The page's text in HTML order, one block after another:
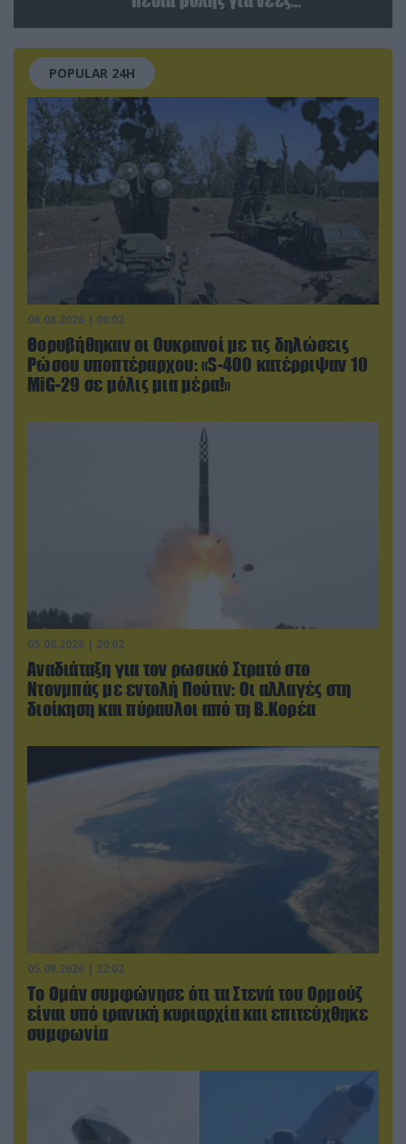
POPULAR 24H
06.08.2026 | 00:02
Θορυβήθηκαν οι Ουκρανοί με τις δηλώσεις
Ρώσου υποπτέραρχου: «S-400 κατέρριψαν 10
MiG-29 σε μόλις μια μέρα!»
05.08.2026 | 20:02
Αναδιάταξη για τον ρωσικό Στρατό στο
Ντονμπάς με εντολή Πούτιν: Οι αλλαγές στη
διοίκηση και πύραυλοι από τη Β.Κορέα
05.08.2026 | 22:02
Το Ομάν συμφώνησε ότι τα Στενά του Ορμούζ
είναι υπό ιρανική κυριαρχία και επιτεύχθηκε
συμφωνία